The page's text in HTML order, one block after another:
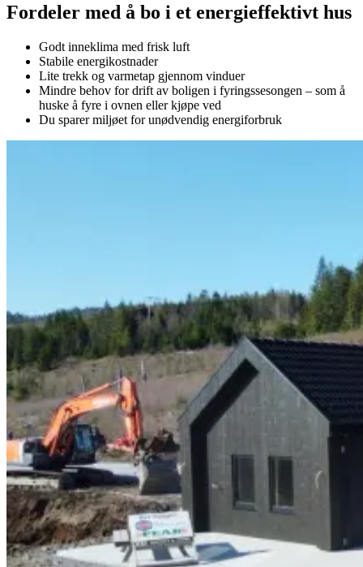
Fordeler med å bo i et energieffektivt hus
Godt inneklima med frisk luft
Stabile energikostnader
Lite trekk og varmetap gjennom vinduer
Mindre behov for drift av boligen i fyringssesongen – som å
huske å fyre i ovnen eller kjøpe ved
Du sparer miljøet for unødvendig energiforbruk